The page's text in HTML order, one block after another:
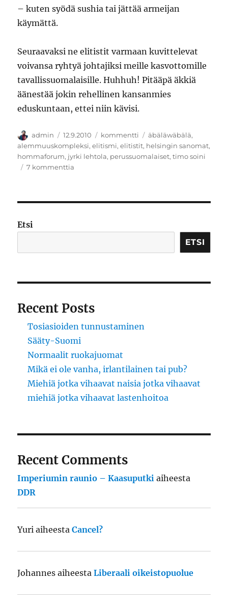
– kuten syödä sushia tai jättää armeijan
käymättä.
Seuraavaksi ne elitistit varmaan kuvittelevat
voivansa ryhtyä johtajiksi meille kasvottomille
tavallissuomalaisille. Huhhuh! Pitääpä äkkiä
äänestää jokin rehellinen kansanmies
eduskuntaan, ettei niin kävisi.
Kirjoittaja
admin Julkaistu
12.9.2010 Kategoriat
kommentti Avainsanat
äbäläwäbälä,
alemmuuskompleksi,elitismi,elitistit, helsingin sanomat,
hommaforum, jyrki lehtola, perussuomalaiset,timo soini
7 kommenttia
Etsi
ETSI
Recent Posts
Tosiasioiden tunnustaminen
Sääty-Suomi
Normaalit ruokajuomat
Mikä ei ole vanha, irlantilainen tai pub?
Miehiä jotka vihaavat naisia jotka vihaavat
miehiä jotka vihaavat lastenhoitoa
Recent Comments
Imperiumin raunio – Kaasuputki aiheesta
DDR
Yuri aiheestaCancel?
Johannes aiheestaLiberaali oikeistopuolue